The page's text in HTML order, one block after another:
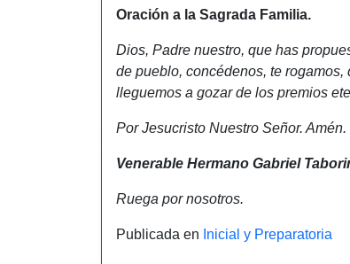
Oración a la Sagrada Familia.
Dios, Padre nuestro, que has
de pueblo, concédenos, te
lleguemos a gozar de los premios
Por Jesucristo Nuestro Señor. Amén.
Venerable Hermano Gabriel
Ruega por nosotros.
Publicada en Inicial y Preparatoria